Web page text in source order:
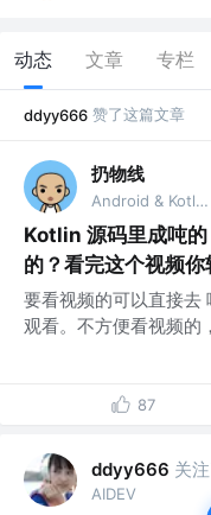
动态 文章 专栏
ddyy666 赞了这篇文章
扔物线
Android & Kotlin GDE @扔物线学堂
Kotlin 源码里成吨
的？看完这个视频
要看视频的可以直接去
观看。不方便看视频的
87
ddyy666 关
AIDEV